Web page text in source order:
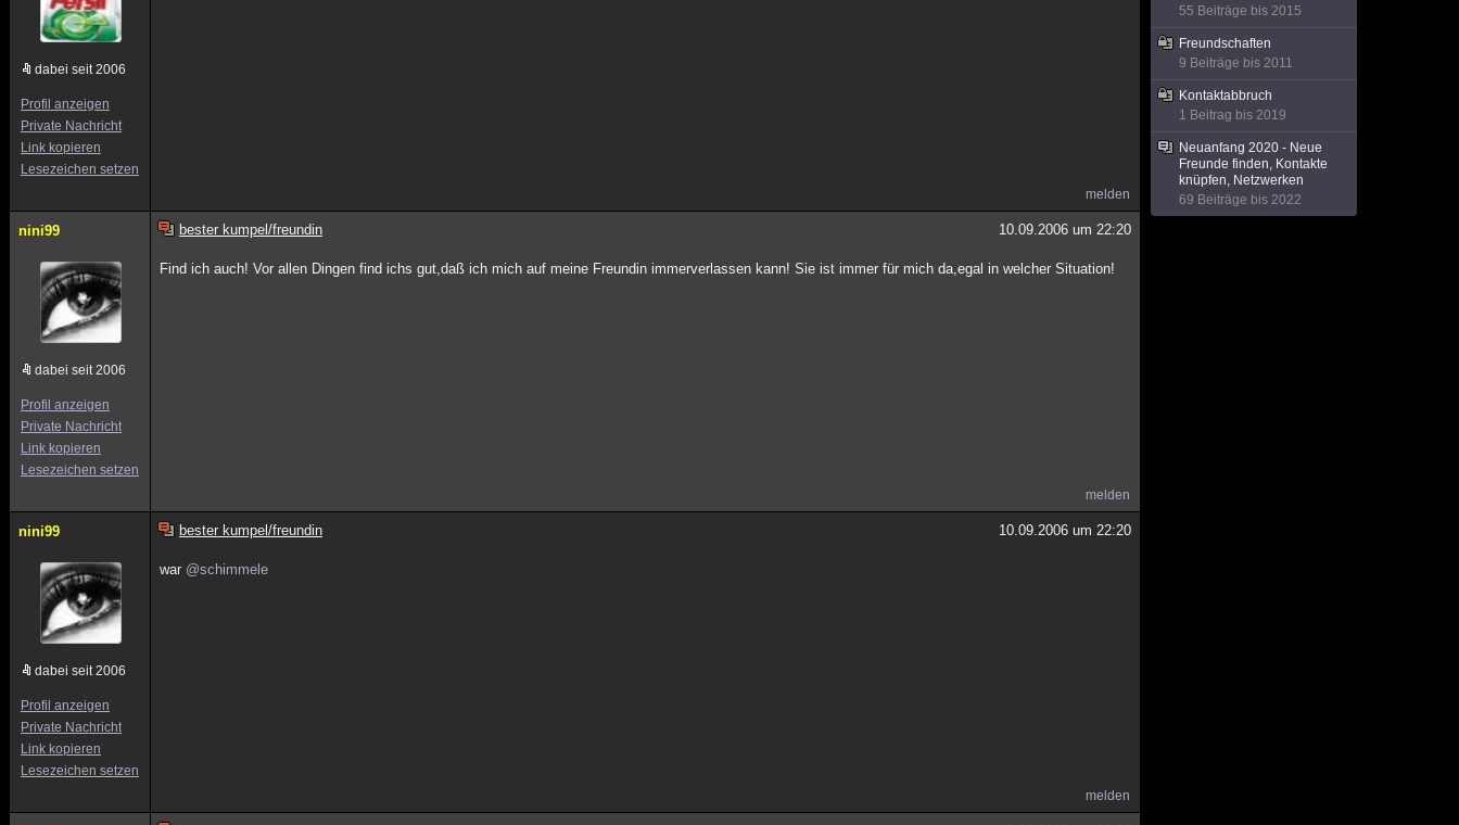
dabei seit 2006
Profil anzeigen
Private Nachricht
Link kopieren
Lesezeichen setzen
melden
nini99
dabei seit 2006
Profil anzeigen
Private Nachricht
Link kopieren
Lesezeichen setzen
bester kumpel/freundin 10.09.2006 um 22:20
Find ich auch! Vor allen Dingen find ichs gut,daß ich mich auf meine Freundin immerverlassen kann! Sie ist immer für mich da,egal in welcher Situation!
melden
nini99
dabei seit 2006
Profil anzeigen
Private Nachricht
Link kopieren
Lesezeichen setzen
bester kumpel/freundin 10.09.2006 um 22:20
war @schimmele
melden
55 Beiträge bis 2015
Freundschaften
9 Beiträge bis 2011
Kontaktabbruch
1 Beitrag bis 2019
Neuanfang 2020 - Neue
Freunde finden, Kontakte
knüpfen, Netzwerken
69 Beiträge bis 2022